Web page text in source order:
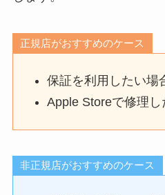
正規店がおすすめのケース
保証を利用したい場
Apple Storeで修理し
非正規店がおすすめのケース